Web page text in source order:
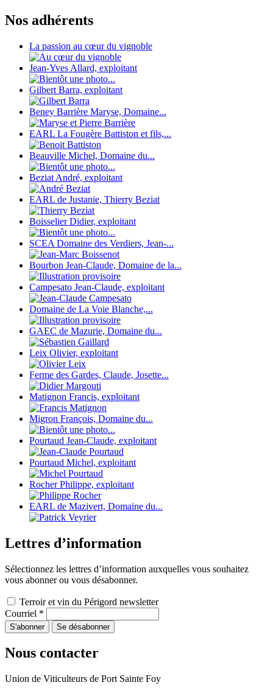
Nos adhérents
La passion au cœur du vignoble
Jean-Yves Allard, exploitant
Gilbert Barra, exploitant
Beney Barrière Maryse, Domaine...
EARL La Fougère Battiston et fils,...
Beauville Michel, Domaine du...
Beziat André, exploitant
EARL de Justanie, Thierry Beziat
Boisselier Didier, exploitant
SCEA Domaine des Verdiers, Jean-...
Bourbon Jean-Claude, Domaine de la...
Campesato Jean-Claude, exploitant
Domaine de La Voie Blanche,...
GAEC de Mazurie, Domaine du...
Leix Olivier, exploitant
Ferme des Gardes, Claude, Josette...
Matignon Francis, exploitant
Migron François, Domaine du...
Pourtaud Jean-Claude, exploitant
Pourtaud Michel, exploitant
Rocher Philippe, exploitant
EARL de Mazivert, Domaine du...
Lettres d’information
Sélectionnez les lettres d’information auxquelles vous souhaitez
vous abonner ou vous désabonner.
Terroir et vin du Périgord newsletter
Courriel *
Nous contacter
Union de Viticulteurs de Port Sainte Foy